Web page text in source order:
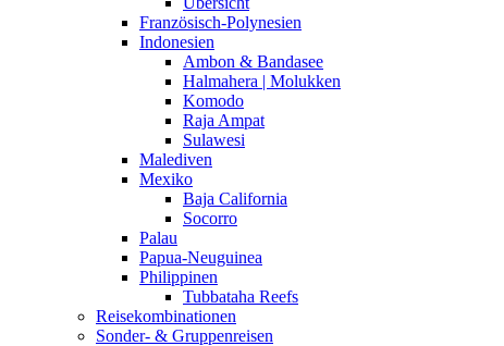
Französisch-Polynesien
Indonesien
Ambon & Bandasee
Halmahera | Molukken
Komodo
Raja Ampat
Sulawesi
Malediven
Mexiko
Baja California
Socorro
Palau
Papua-Neuguinea
Philippinen
Tubbataha Reefs
Reisekombinationen
Sonder- & Gruppenreisen